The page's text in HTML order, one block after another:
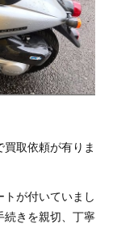
！！
取依頼が有りま
が付いていまし
続きを親切、丁寧